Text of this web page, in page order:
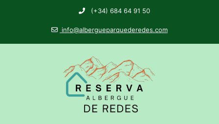
(+34) 684 64 91 50
info@albergueparquederedes.com